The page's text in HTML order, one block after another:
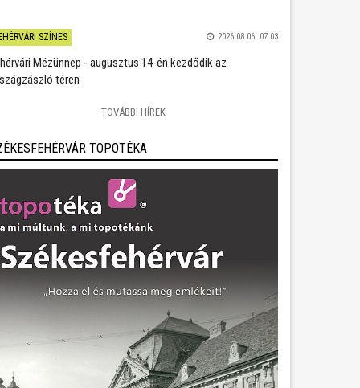
SZÍNES 2026.08.06. 07:03
Mézünnep - augusztus 14-én kezdődik az
téren
TOVÁBBI HÍREK
TOPOTÉKA